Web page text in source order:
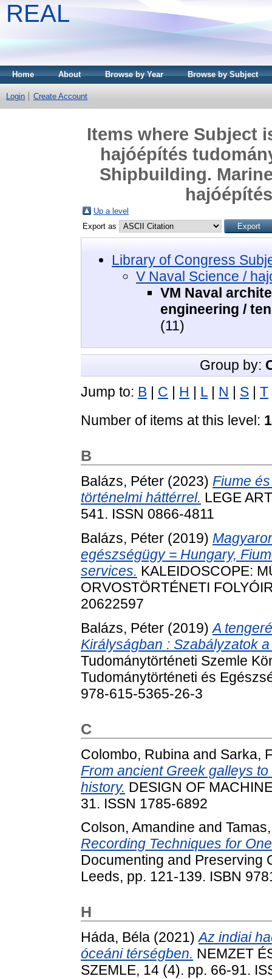
REAL
Home About Browse by Year Browse by Subject
Login Create Account
Items where Subject
hajóépítés
Shipbuilding.
Up a level
Export as
Library of Congress
V Naval Science /
VM Naval
engineering /
(11)
Group by:
Jump to: B C H L N S
T
Number of items at this level:
B
Balázs, Péter (2023) Fiume
történelmi háttérrel. LEGE
541. ISSN 0866-4811
Balázs, Péter (2019)
egészségügy = Hungary,
services. KALEIDOSCOPE:
ORVOSTÖRTÉNETI
20622597
Balázs, Péter (2019)A
Királyságban : Szabályzatok
Tudománytörténeti Szemle
Tudománytörténeti és
978-615-5365-26-3
C
Colombo, Rubina and Sarka,
From ancient Greek galleys
history. DESIGN OF
31. ISSN 1785-6892
Colson, Amandine and
Recording Techniques for
Documenting and Preserving
Leeds, pp. 121-139. ISBN
H
Háda, Béla (2021)Az indiai
óceáni térségben. NEMZET
SZEMLE, 14 (4). pp. 66-91.